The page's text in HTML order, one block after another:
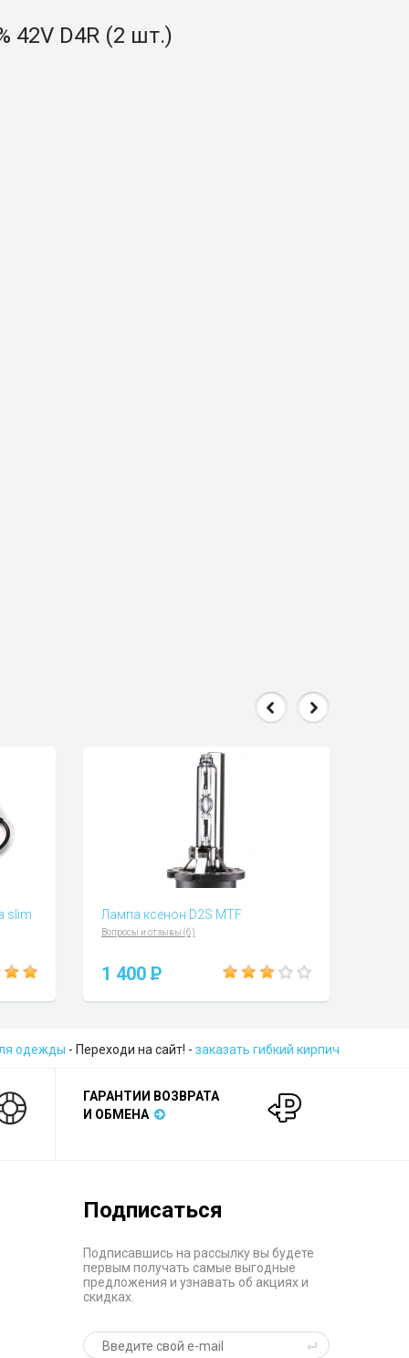
42V D4R (2 шт.)
slim Лампа ксенон D2S MTF
Вопросы и отзывы (6)
1 400 P
одежды - Переходи на сайт! - заказать гибкий кирпич
ГАРАНТИИ ВОЗВРАТА
И ОБМЕНА
Подписаться
Подписавшись на рассылку вы будете
первым получать самые выгодные
предложения и узнавать об акциях и
скидках.